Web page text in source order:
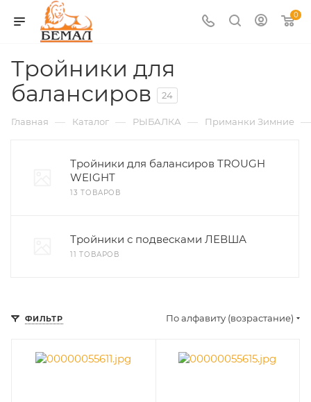
0
Тройники для
балансиров
24
Главная — Каталог — РЫБАЛКА — Приманки Зимние —
Тройники для балансиров TROUGH
WEIGHT
13 ТОВАРОВ
Тройники с подвесками ЛЕВША
11 ТОВАРОВ
ФИЛЬТР По алфавиту (возрастание)